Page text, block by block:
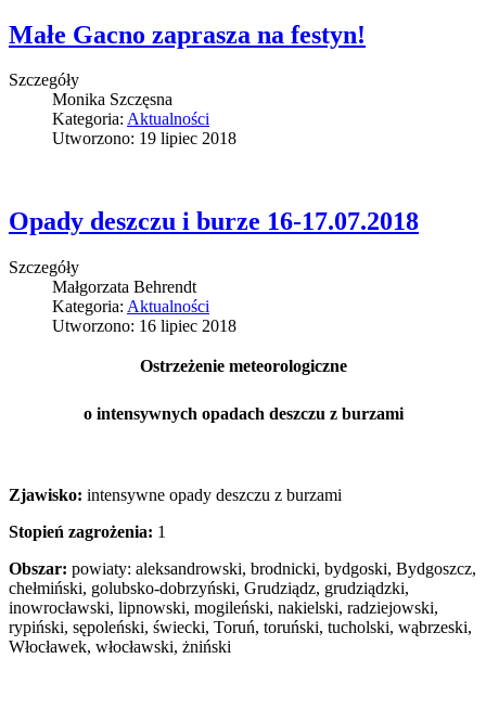
Małe Gacno zaprasza na festyn!
Szczegóły
Monika Szczęsna
Kategoria: Aktualności
Utworzono: 19 lipiec 2018
Opady deszczu i burze 16-17.07.2018
Szczegóły
Małgorzata Behrendt
Kategoria: Aktualności
Utworzono: 16 lipiec 2018
Ostrzeżenie meteorologiczne
o intensywnych opadach deszczu z burzami
Zjawisko: intensywne opady deszczu z burzami
Stopień zagrożenia: 1
Obszar: powiaty: aleksandrowski, brodnicki, bydgoski, Bydgoszcz,
chełmiński, golubsko-dobrzyński, Grudziądz, grudziądzki,
inowrocławski, lipnowski, mogileński, nakielski, radziejowski,
rypiński, sępoleński, świecki, Toruń, toruński, tucholski, wąbrzeski,
Włocławek, włocławski, żniński